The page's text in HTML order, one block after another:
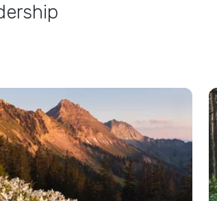
Commerce